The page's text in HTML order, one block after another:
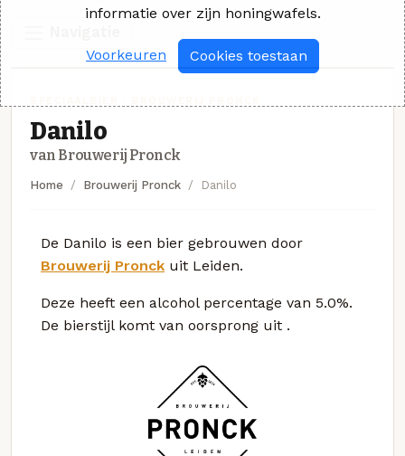
Danilo
van Brouwerij Pronck
Home Brouwerij Pronck Danilo
De Danilo is een bier gebrouwen door
Brouwerij Pronck uit Leiden.
Deze heeft een alcohol percentage van 5.0%.
De bierstijl komt van oorsprong uit .
informatie over zijn honingwafels.
Voorkeuren Cookies toestaan